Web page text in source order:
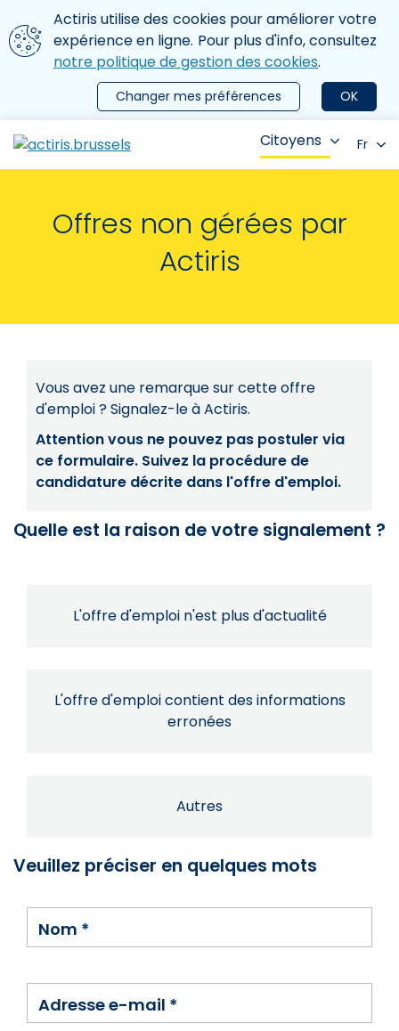
Aller au contenu principal
Nous utilisons des cookies
Actiris utilise des cookies pour améliorer votre
expérience en ligne. Pour plus d'info, consultez
notre politique de gestion des cookies.
OK
Changer mes préférences
le menu
Citoyens Fr
Offres non gérées par
Actiris
Vous avez une remarque sur cette offre
d'emploi ? Signalez-le à Actiris.
Attention vous ne pouvez pas postuler via
ce formulaire. Suivez la procédure de
candidature décrite dans l'offre d'emploi.
Quelle est la raison de votre signalement ?
L'offre d'emploi n'est plus d'actualité
L'offre d'emploi contient des informations
erronées
Autres
Veuillez préciser en quelques mots
Nom *
Adresse e-mail *